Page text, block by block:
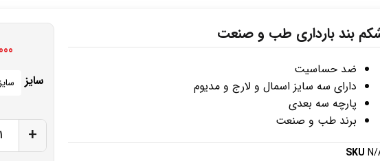
بند بارداری طب و صنعت
ضد حساسیت
دارای سه سایز اسمال و لارج و مدیوم
پارچه سه بعدی
برند طب و صنعت
SKU
سایز
+